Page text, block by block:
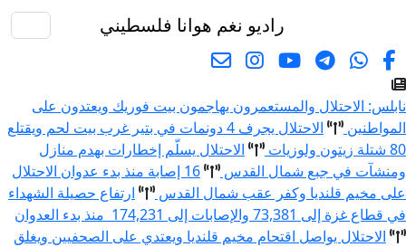
راديو نغم هوانا فلسطيني
نابلس: الاحتلال والمستعمرون يهاجمون بيت فوريك ويعتدون على
المواطنين
الاحتلال يجرف 4 دونمات في بتير غرب بيت لحم ويقتلع
80 شتلة زيتون ولوزيات
الاحتلال يسلّم إخطارات بهدم منازل
ومنشآت في جبع شمال القدس
16 إصابة منذ بدء عدوان الاحتلال
على مخيم قلنديا وكفر عقب شمال القدس
ارتفاع حصيلة الشهداء
في قطاع غزة إلى 73,381 والإصابات إلى 174,231 منذ بدء العدوان
الاحتلال يواصل اقتحام مخيم قلنديا ويعتدي على الصحفيين ويغلق